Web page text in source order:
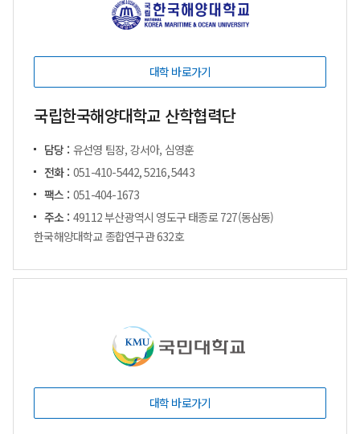
대학 바로가기
국립한국해양대학교 산학협력단
담당 : 유선영 팀장, 강서아, 심영훈
전화 : 051-410-5442, 5216, 5443
팩스 : 051-404-1673
주소 : 49112 부산광역시 영도구 태종로 727(동삼동)
한국해양대학교 종합연구관 632호
대학 바로가기